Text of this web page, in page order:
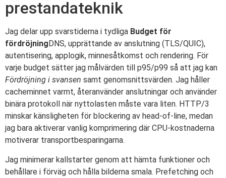
prestandateknik
Jag delar upp svarstiderna i tydliga Budget för
fördröjning DNS, upprättande av anslutning (TLS/QUIC),
autentisering, applogik, minnesåtkomst och rendering. För
varje budget sätter jag målvärden till p95/p99 så att jag kan
Fördröjning i svansen samt genomsnittsvärden. Jag håller
cacheminnet varmt, återanvänder anslutningar och använder
binära protokoll när nyttolasten måste vara liten. HTTP/3
minskar känsligheten för blockering av head-of-line, medan
jag bara aktiverar vanlig komprimering där CPU-kostnaderna
motiverar transportbesparingarna.
Jag minimerar kallstarter genom att hämta funktioner och
behållare i förväg och hålla bilderna smala. Prefetching och